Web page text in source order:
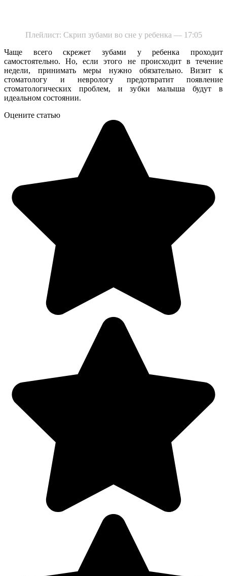
Плейлист: Скрип зубами во сне у ребенка — 17:05
Чаще всего скрежет зубами у ребенка проходит
самостоятельно. Но, если этого не происходит в течение
недели, принимать меры нужно обязательно. Визит к
стоматологу и неврологу предотвратит появление
стоматологических проблем, и зубки малыша будут в
идеальном состоянии.
Оцените статью